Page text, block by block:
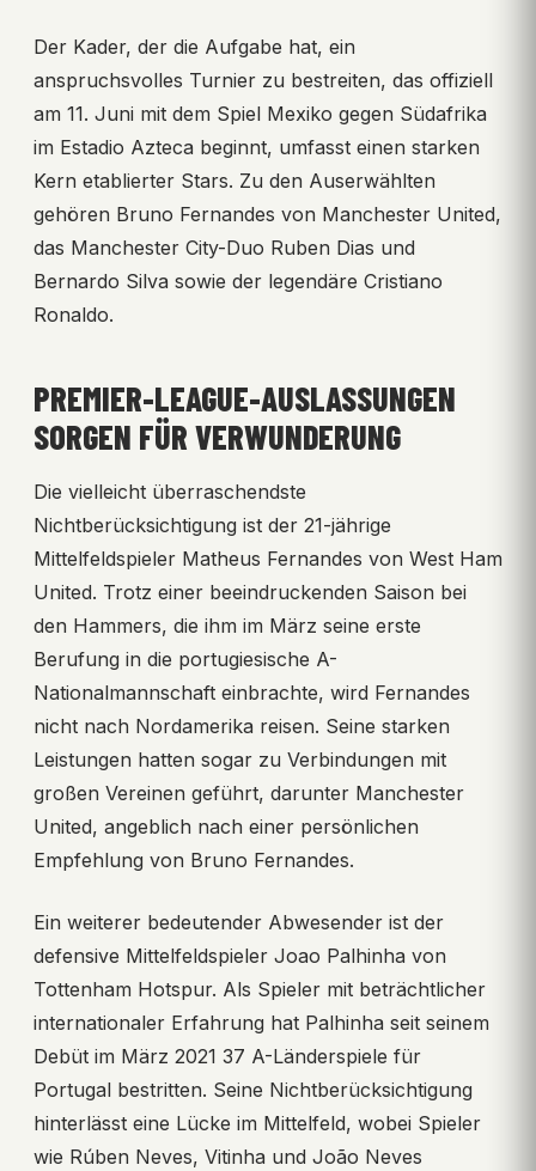
Der Kader, der die Aufgabe hat, ein
anspruchsvolles Turnier zu bestreiten, das offiziell
am 11. Juni mit dem Spiel Mexiko gegen Südafrika
im Estadio Azteca beginnt, umfasst einen starken
Kern etablierter Stars. Zu den Auserwählten
gehören Bruno Fernandes von Manchester United,
das Manchester City-Duo Ruben Dias und
Bernardo Silva sowie der legendäre Cristiano
Ronaldo.
PREMIER-LEAGUE-AUSLASSUNGEN
SORGEN FÜR VERWUNDERUNG
Die vielleicht überraschendste
Nichtberücksichtigung ist der 21-jährige
Mittelfeldspieler Matheus Fernandes von West Ham
United. Trotz einer beeindruckenden Saison bei
den Hammers, die ihm im März seine erste
Berufung in die portugiesische A-
Nationalmannschaft einbrachte, wird Fernandes
nicht nach Nordamerika reisen. Seine starken
Leistungen hatten sogar zu Verbindungen mit
großen Vereinen geführt, darunter Manchester
United, angeblich nach einer persönlichen
Empfehlung von Bruno Fernandes.
Ein weiterer bedeutender Abwesender ist der
defensive Mittelfeldspieler Joao Palhinha von
Tottenham Hotspur. Als Spieler mit beträchtlicher
internationaler Erfahrung hat Palhinha seit seinem
Debüt im März 2021 37 A-Länderspiele für
Portugal bestritten. Seine Nichtberücksichtigung
hinterlässt eine Lücke im Mittelfeld, wobei Spieler
wie Rúben Neves, Vitinha und João Neves